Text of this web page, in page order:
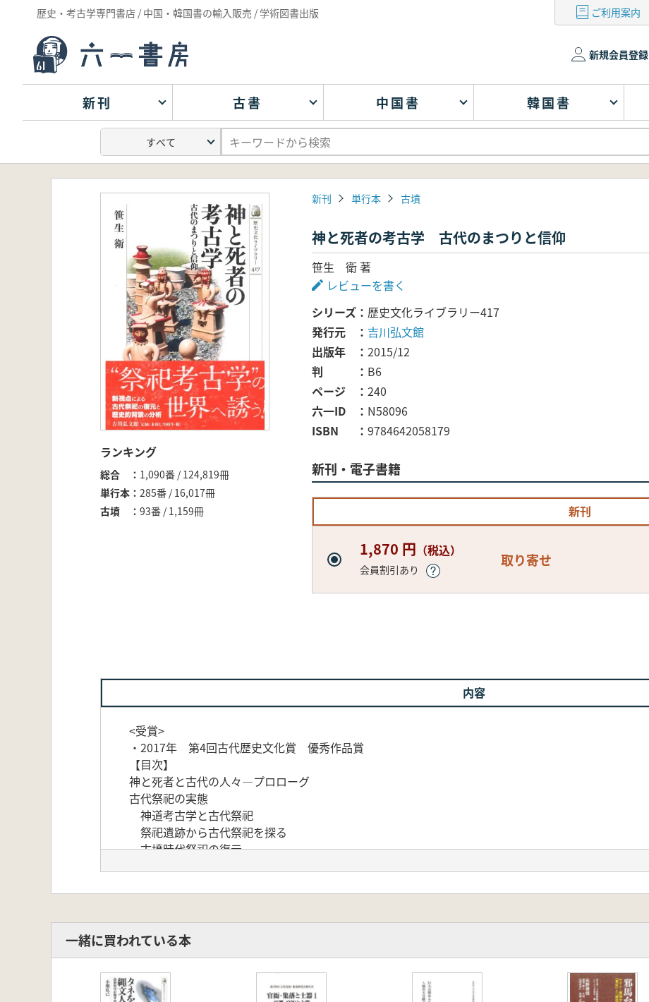
歴史・考古学専門書店 / 中国・韓国書の輸入販売 / 学術図書出版 ご利用案内
新規会員登録
新刊 古書 中国書 韓国書
ランキング
総合
1,090番 / 124,819冊
単行本
285番 / 16,017冊
古墳
93番 / 1,159冊
新刊 単行本 古墳
神と死者の考古学 古代のまつりと信仰
笹生 衛 著
レビューを書く
シリーズ
歴史文化ライブラリー417
発行元
吉川弘文館
出版年
2015/12
判
B6
ページ
240
六一ID
N58096
ISBN
9784642058179
新刊・電子書籍
新刊
1,870 円 （税込）
会員割引あり
取り寄せ
内容
<受賞>
・2017年 第4回古代歴史文化賞 優秀作品賞
【目次】
神と死者と古代の人々―プロローグ
古代祭祀の実態
神道考古学と古代祭祀
祭祀遺跡から古代祭祀を探る
古墳時代祭祀の復元
古代の富士山信仰と火山祭祀の系譜
古墳と死者への儀礼
古墳と祖の祭祀
古代祭祀の終焉と現代―エピローグ
一緒に買われている本